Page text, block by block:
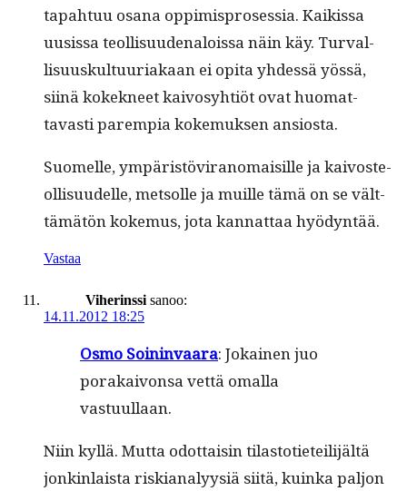
tapah­tuu osana oppimis­pros­es­sia. Kaikissa
uusis­sa teol­lisu­u­de­nalois­sa näin käy. Tur­val­
lisu­uskul­tu­uri­akaan ei opi­ta yhdessä yössä,
siinä kokekneet kaivosy­htiöt ovat huo­mat­
tavasti parem­pia koke­muk­sen ansiosta.
Suomelle, ympäristövi­ra­nomaisille ja kaivos­te­
ol­lisu­udelle, met­solle ja muille tämä on se vält­
tämätön koke­mus, jota kan­nat­taa hyödyntää.
Vastaa
Viherinssi sanoo:
14.11.2012 18:25
Osmo Soin­in­vaara: Jokainen juo
porakaivon­sa vet­tä oma­l­la
vastuullaan.
Niin kyl­lä. Mut­ta odot­taisin tilas­toti­eteil­i­jältä
jonkin­laista riski­ana­lyysiä siitä, kuin­ka paljon